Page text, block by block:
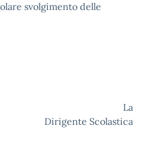
svolgimento delle
Dirigente Scolastica